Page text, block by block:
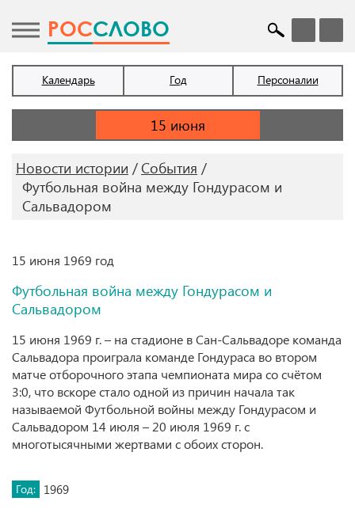
POCСЛОВО
Календарь Год Персоналии
Новости истории
События
Футбольная война между Гондурасом и
Сальвадором
15 июня 1969 год
Футбольная война между Гондурасом и
Сальвадором
15 июня 1969 г. – на стадионе в Сан-Сальвадоре команда
Сальвадора проиграла команде Гондураса во втором
матче отборочного этапа чемпионата мира со счётом
3:0, что вскоре стало одной из причин начала так
называемой Футбольной войны между Гондурасом и
Сальвадором 14 июля – 20 июля 1969 г. с
многотысячными жертвами с обоих сторон.
Год: 1969